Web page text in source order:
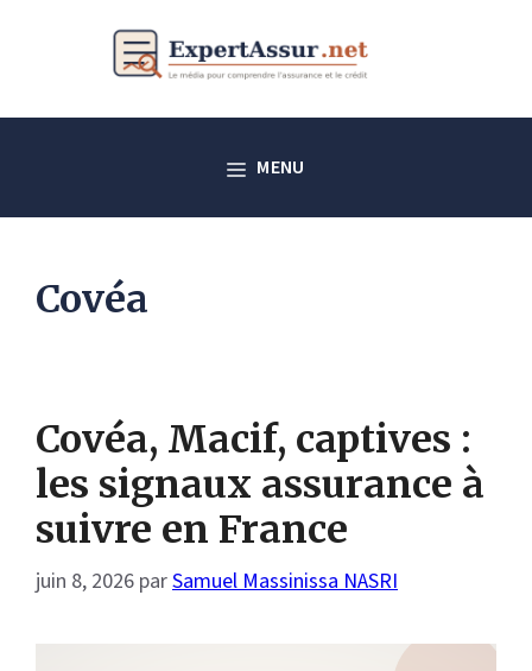
MENU
Covéa
Covéa, Macif, captives :
les signaux assurance à
suivre en France
juin 8, 2026 parSamuel Massinissa NASRI